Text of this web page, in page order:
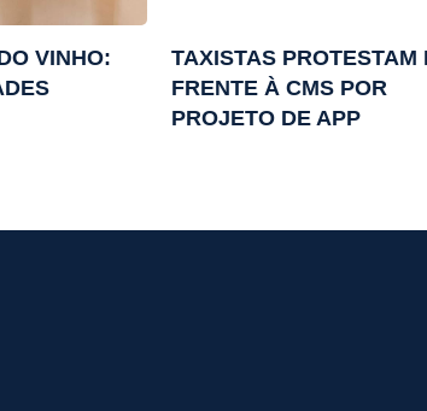
VINHO:
TAXISTAS PROTESTAM
FRENTE À CMS POR
PROJETO DE APP